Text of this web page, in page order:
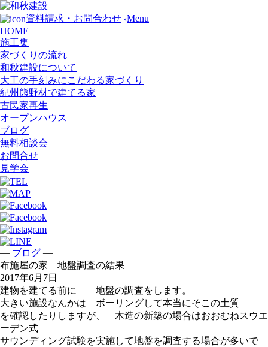
資料請求・お問合わせ ‹Menu
HOME
施工集
家づくりの流れ
和秋建設について
大工の手刻みにこだわる家づくり
紀州熊野材で建てる家
古民家再生
オープンハウス
ブログ
無料相談会
お問合せ
見学会
— ブログ —
布施屋の家 地盤調査の結果
2017年6月7日
建物を建てる前に 地盤の調査をします。
大きい施設なんかは ボーリングして本当にそこの土質
を確認したりしますが、 木造の新築の場合はおおむねスウエ
ーデン式
サウンディング試験を実施して地盤を調査する場合が多いで